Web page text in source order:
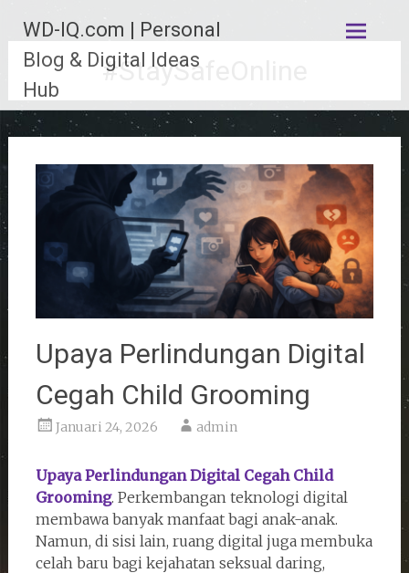
konten
WD-IQ.com | Personal
Blog & Digital Ideas
Hub
#StaySafeOnline
Upaya Perlindungan Digital
Cegah Child Grooming
Januari 24, 2026 admin
Upaya Perlindungan Digital Cegah Child
Grooming. Perkembangan teknologi digital
membawa banyak manfaat bagi anak-anak.
Namun, di sisi lain, ruang digital juga membuka
celah baru bagi kejahatan seksual daring,